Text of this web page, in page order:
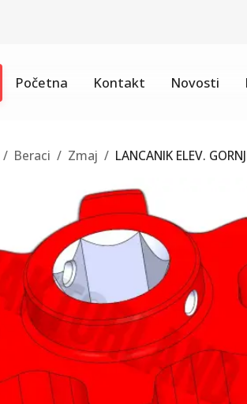
Početna Kontakt Novosti
/ Beraci / Zmaj / LANCANIK ELEV.